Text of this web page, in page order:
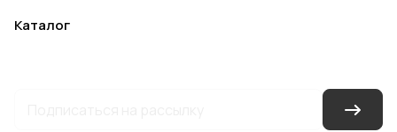
Каталог